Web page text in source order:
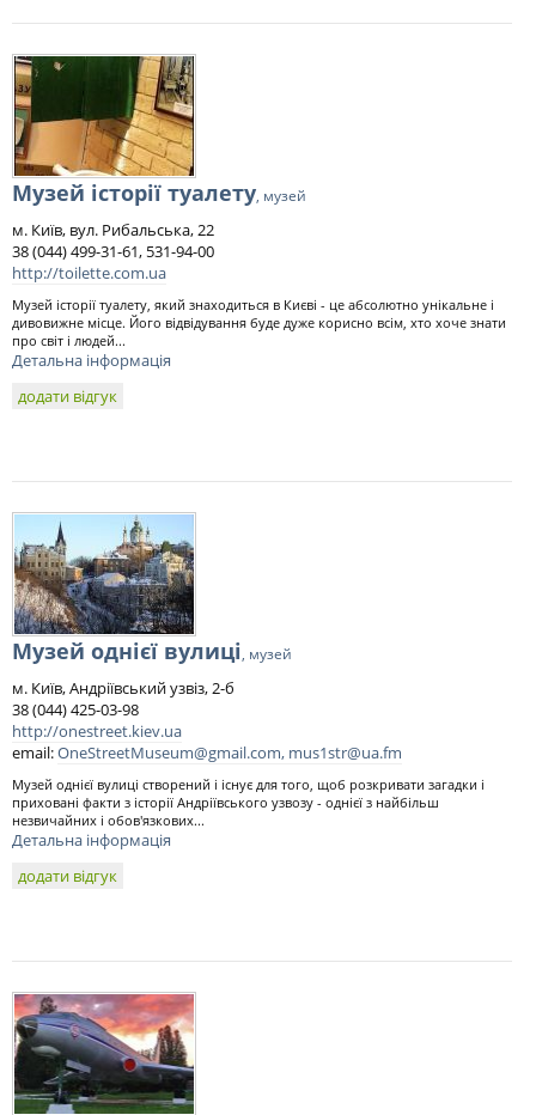
Музей історії туалету, музей
м. Київ, вул. Рибальська, 22
38 (044) 499-31-61, 531-94-00
http://toilette.com.ua
Музей історії туалету, який знаходиться в Києві - це абсолютно унікальне і
дивовижне місце. Його відвідування буде дуже корисно всім, хто хоче знати
про світ і людей...
Детальна інформація
додати відгук
Музей однієї вулиці, музей
м. Київ, Андріївський узвіз, 2-б
38 (044) 425-03-98
http://onestreet.kiev.ua
email:OneStreetMuseum@gmail.com, mus1str@ua.fm
Музей однієї вулиці створений і існує для того, щоб розкривати загадки і
приховані факти з історії Андріївського узвозу - однієї з найбільш
незвичайних і обов'язкових...
Детальна інформація
додати відгук